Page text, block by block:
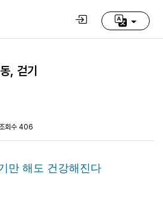
, 걷기
회수 406
만 해도 건강해진다